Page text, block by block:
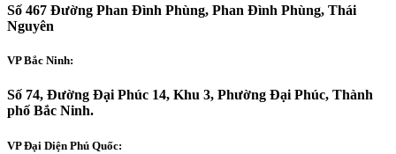
Số 467 Đường Phan Đình Phùng, Phan Đình Phùng, Thái
Nguyên
VP Bắc Ninh:
Số 74, Đường Đại Phúc 14, Khu 3, Phường Đại Phúc, Thành
phố Bắc Ninh.
VP Đại Diện Phú Quốc: